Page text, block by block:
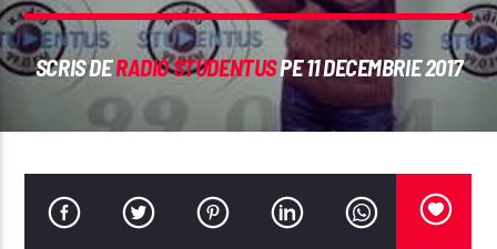
PIESA CURENTĂ
ARTIST
SCRIS DERADIO STUDENTUSPE 11 DECEMBRIE 2017